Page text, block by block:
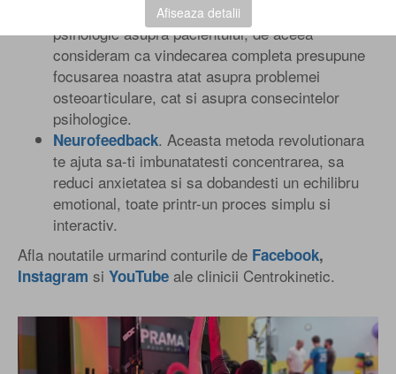
Afiseaza detalii
sau osteoarticulare pot avea un impact
psihologic asupra pacientului, de aceea
consideram ca vindecarea completa presupune
focusarea noastra atat asupra problemei
osteoarticulare, cat si asupra consecintelor
psihologice.
Neurofeedback. Aceasta metoda revolutionara
te ajuta sa-ti imbunatatesti concentrarea, sa
reduci anxietatea si sa dobandesti un echilibru
emotional, toate printr-un proces simplu si
interactiv.
Afla noutatile urmarind conturile de Facebook,
Instagram si YouTube ale clinicii Centrokinetic.